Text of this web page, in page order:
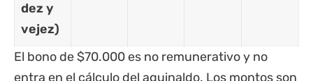
dez y
vejez)
El bono de $70.000 es no remunerativo y no
entra en el cálculo del aguinaldo. Los montos son